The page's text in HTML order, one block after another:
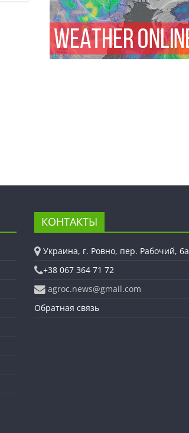
КОНТАКТЫ
Украина, г. Ровно, пер. Рабочий, 6а
+38 067 364 71 72
agroc.news@gmail.com
Обратная связь